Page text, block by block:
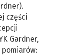
części
Gardner,